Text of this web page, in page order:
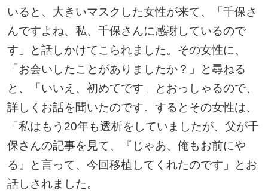
いると、大きいマスクした女性が来て、「千保さ
んですよね、私、千保さんに感謝しているので
す」と話しかけてこられました。その女性に、
「お会いしたことがありましたか？」と尋ねる
と、「いいえ、初めてです」とおっしゃるので、
詳しくお話を聞いたのです。するとその女性は、
「私はもう20年も透析をしていましたが、父が千
保さんの記事を見て、『じゃあ、俺もお前にや
る』と言って、今回移植してくれたのです」とお
話しされました。